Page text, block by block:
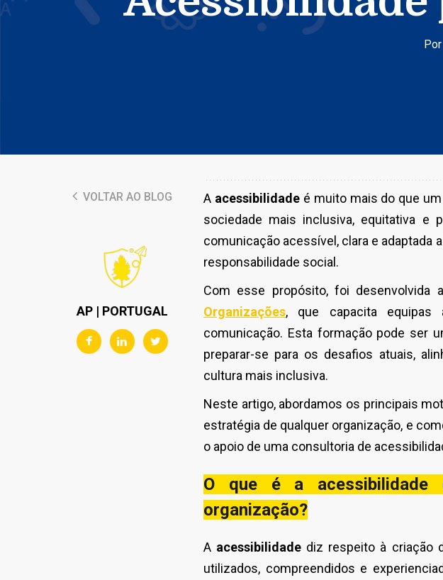
Por
VOLTAR AO BLOG
AP | PORTUGAL
A acessibilidadeé muito mais do que
sociedade mais inclusiva, equitativa e
comunicação acessível, clara e adaptada
responsabilidade social.
Com esse propósito, foi desenvolvida a
Organizações, que capacita equipas
comunicação. Esta formação pode ser
preparar-se para os desafios atuais,
cultura mais inclusiva.
Neste artigo, abordamos os principais
estratégia de qualquer organização, e
o apoio de uma consultoria de
O que é a
organização?
A acessibilidade diz respeito à criação
utilizados, compreendidos e